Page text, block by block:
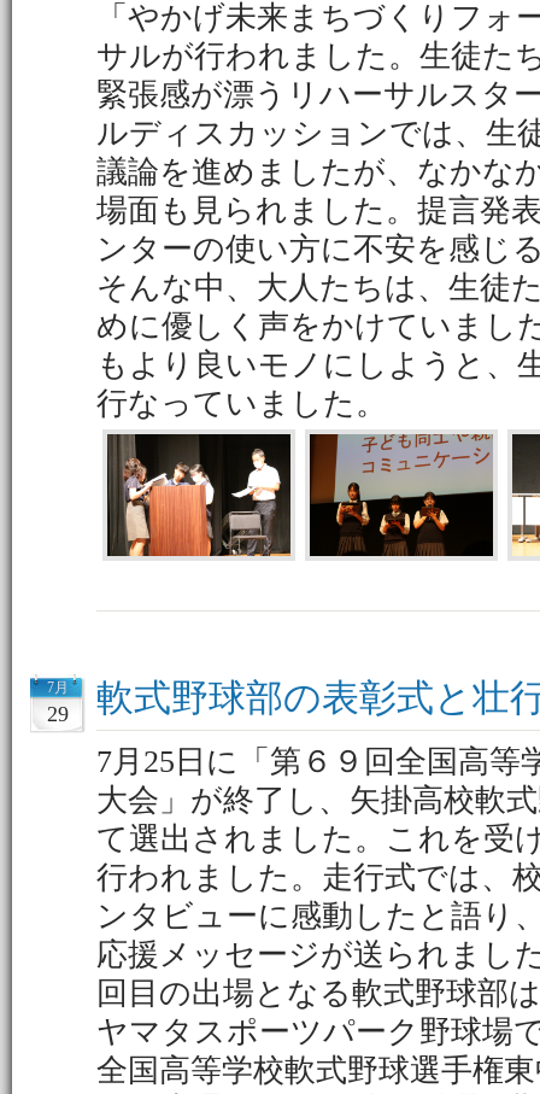
「やかげ未来まちづくりフォ
サルが行われました。生徒た
緊張感が漂うリハーサルスタ
ルディスカッションでは、生
議論を進めましたが、なかな
場面も見られました。提言発
ンターの使い方に不安を感じ
そんな中、大人たちは、生徒
めに優しく声をかけていまし
もより良いモノにしようと、
行なっていました。
7月
29 軟式野球部の表彰式と壮
7月25日に「第６９回全国高等
大会」が終了し、矢掛高校軟
て選出されました。これを受
行われました。走行式では、
ンタビューに感動したと語り
応援メッセージが送られまし
回目の出場となる軟式野球部
ヤマタスポーツパーク野球場
全国高等学校軟式野球選手権